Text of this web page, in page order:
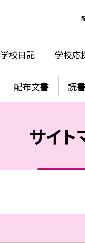
学校日記 学校応
配布文書 読
サイト